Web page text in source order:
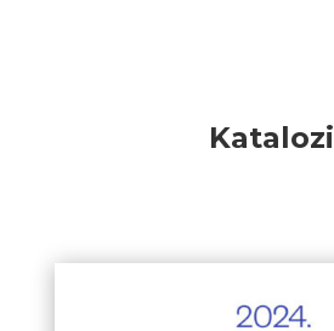
Katalozi